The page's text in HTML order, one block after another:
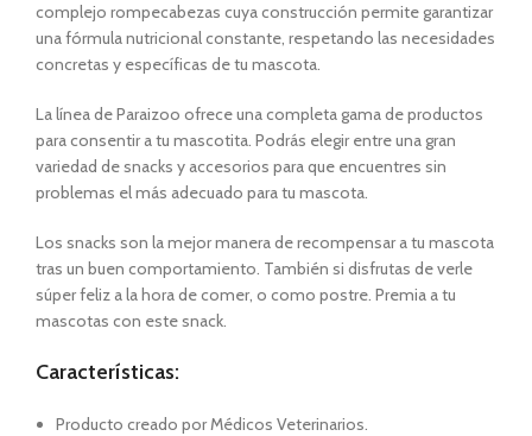
complejo rompecabezas cuya construcción permite garantizar
una fórmula nutricional constante, respetando las necesidades
concretas y específicas detu mascota.
La línea deParaizoo ofrece una completa gama de productos
para consentir a tu mascotita. Podrás elegir entre una gran
variedad de snacks y accesorios para que encuentres sin
problemas el más adecuado para tu mascota.
Los snacks son la mejor manera de recompensar a tu mascota
tras un buen comportamiento. También si disfrutas de verle
súper feliz a la hora de comer, o como postre. Premia a tu
mascotas con este snack.
Características:
Producto creado por Médicos Veterinarios.